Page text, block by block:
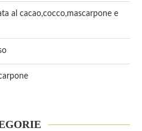
al cacao,cocco,mascarpone e